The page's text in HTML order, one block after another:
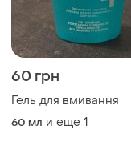
60 грн
Гель для вмивання
60 мл и еще 1